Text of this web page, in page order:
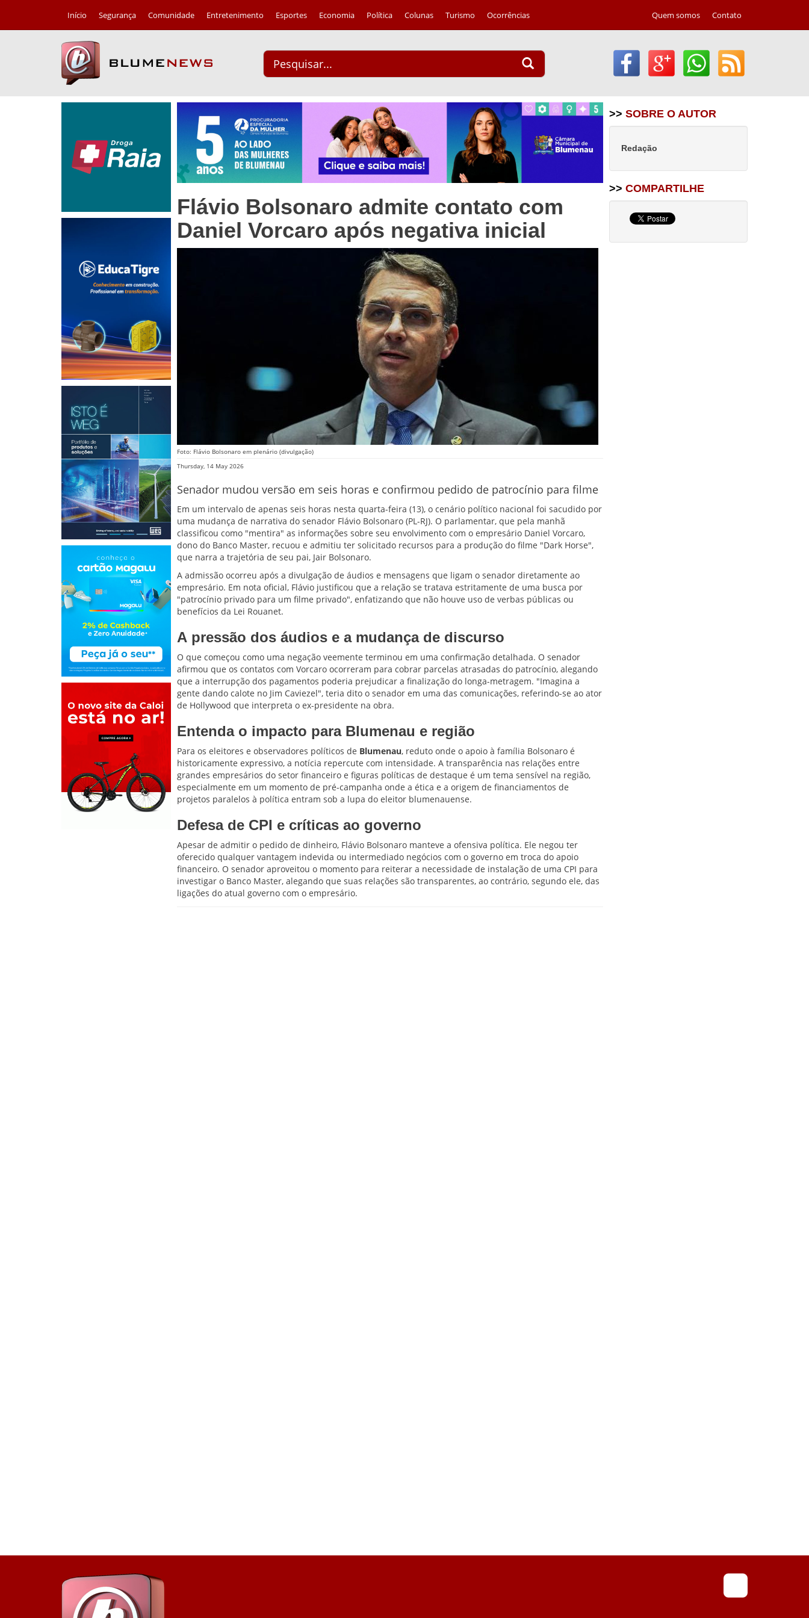
Início Segurança Comunidade Entretenimento Esportes Economia Política Colunas Turismo Ocorrências Quem somos Contato
Flávio Bolsonaro admite contato com
Daniel Vorcaro após negativa inicial
Foto: Flávio Bolsonaro em plenário (divulgação)
Thursday, 14 May 2026
Senador mudou versão em seis horas e confirmou pedido de patrocínio para filme
Em um intervalo de apenas seis horas nesta quarta-feira (13), o cenário político nacional foi sacudido por
uma mudança de narrativa do senador Flávio Bolsonaro (PL-RJ). O parlamentar, que pela manhã
classificou como "mentira" as informações sobre seu envolvimento com o empresário Daniel Vorcaro,
dono do Banco Master, recuou e admitiu ter solicitado recursos para a produção do filme "Dark Horse",
que narra a trajetória de seu pai, Jair Bolsonaro.
A admissão ocorreu após a divulgação de áudios e mensagens que ligam o senador diretamente ao
empresário. Em nota oficial, Flávio justificou que a relação se tratava estritamente de uma busca por
"patrocínio privado para um filme privado", enfatizando que não houve uso de verbas públicas ou
benefícios da Lei Rouanet.
A pressão dos áudios e a mudança de discurso
O que começou como uma negação veemente terminou em uma confirmação detalhada. O senador
afirmou que os contatos com Vorcaro ocorreram para cobrar parcelas atrasadas do patrocínio, alegando
que a interrupção dos pagamentos poderia prejudicar a finalização do longa-metragem. "Imagina a
gente dando calote no Jim Caviezel", teria dito o senador em uma das comunicações, referindo-se ao ator
de Hollywood que interpreta o ex-presidente na obra.
Entenda o impacto para Blumenau e região
Para os eleitores e observadores políticos de Blumenau, reduto onde o apoio à família Bolsonaro é
historicamente expressivo, a notícia repercute com intensidade. A transparência nas relações entre
grandes empresários do setor financeiro e figuras políticas de destaque é um tema sensível na região,
especialmente em um momento de pré-campanha onde a ética e a origem de financiamentos de
projetos paralelos à política entram sob a lupa do eleitor blumenauense.
Defesa de CPI e críticas ao governo
Apesar de admitir o pedido de dinheiro, Flávio Bolsonaro manteve a ofensiva política. Ele negou ter
oferecido qualquer vantagem indevida ou intermediado negócios com o governo em troca do apoio
financeiro. O senador aproveitou o momento para reiterar a necessidade de instalação de uma CPI para
investigar o Banco Master, alegando que suas relações são transparentes, ao contrário, segundo ele, das
ligações do atual governo com o empresário.
>> SOBRE O AUTOR
Redação
>> COMPARTILHE